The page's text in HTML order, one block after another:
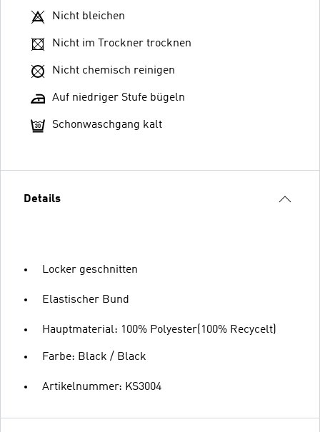
Nicht bleichen
Nicht im Trockner trocknen
Nicht chemisch reinigen
Auf niedriger Stufe bügeln
Schonwaschgang kalt
Details
Locker geschnitten
Elastischer Bund
Hauptmaterial: 100% Polyester(100% Recycelt)
Farbe: Black / Black
Artikelnummer: KS3004